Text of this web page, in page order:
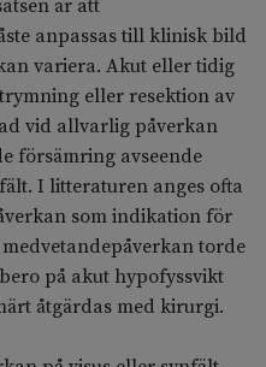
är att
anpassas till klinisk bild
variera. Akut eller tidig
eller resektion av
vid allvarlig påverkan
försämring avseende
I litteraturen anges ofta
som indikation för
torde
på akut hypofyssvikt
åtgärdas med kirurgi.